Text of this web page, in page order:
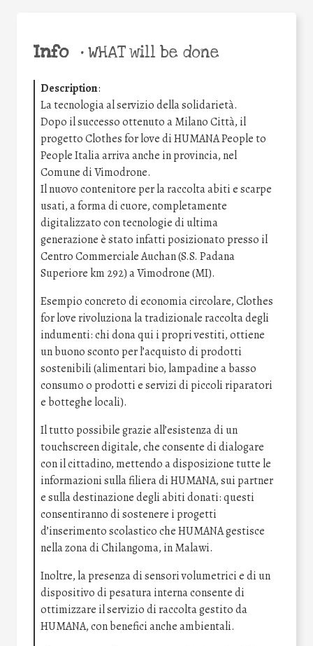
Info •WHAT will be done
Description:
La tecnologia al servizio della solidarietà.
Dopo il successo ottenuto a Milano Città, il
progetto Clothes for love di HUMANA People to
People Italia arriva anche in provincia, nel
Comune di Vimodrone.
Il nuovo contenitore per la raccolta abiti e scarpe
usati, a forma di cuore, completamente
digitalizzato con tecnologie di ultima
generazione è stato infatti posizionato presso il
Centro Commerciale Auchan (S.S. Padana
Superiore km 292) a Vimodrone (MI).
Esempio concreto di economia circolare, Clothes
for love rivoluziona la tradizionale raccolta degli
indumenti: chi dona qui i propri vestiti, ottiene
un buono sconto per l’acquisto di prodotti
sostenibili (alimentari bio, lampadine a basso
consumo o prodotti e servizi di piccoli riparatori
e botteghe locali).
Il tutto possibile grazie all’esistenza di un
touchscreen digitale, che consente di dialogare
con il cittadino, mettendo a disposizione tutte le
informazioni sulla filiera di HUMANA, sui partner
e sulla destinazione degli abiti donati: questi
consentiranno di sostenere i progetti
d’inserimento scolastico che HUMANA gestisce
nella zona di Chilangoma, in Malawi.
Inoltre, la presenza di sensori volumetrici e di un
dispositivo di pesatura interna consente di
ottimizzare il servizio di raccolta gestito da
HUMANA, con benefici anche ambientali.